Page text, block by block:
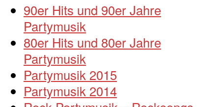
90er Hits und 90er Jahre
Partymusik
80er Hits und 80er Jahre
Partymusik
Partymusik 2015
Partymusik 2014